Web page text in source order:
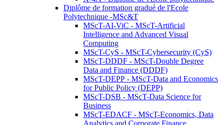
Diplôme de formation gradué de l'Ecole
Polytechnique -MSc&T
MScT-AI-ViC - MScT-Artificial
Intelligence and Advanced Visual
Computing
MScT-CyS - MScT-Cybersecurity (CyS)
MScT-DDDF - MScT-Double Degree
Data and Finance (DDDF)
MScT-DEPP - MScT-Data and Economics
for Public Policy (DEPP)
MScT-DSB - MScT-Data Science for
Business
MScT-EDACF - MScT-Economics, Data
Analytics and Corporate Finance